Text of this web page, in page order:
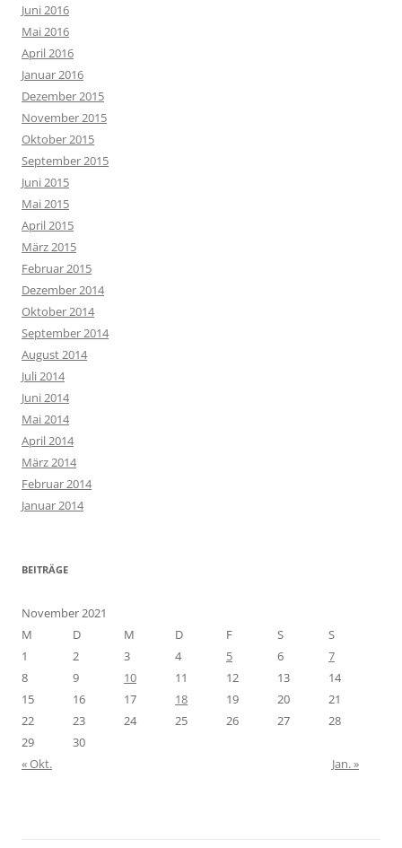
Juni 2016
Mai 2016
April 2016
Januar 2016
Dezember 2015
November 2015
Oktober 2015
September 2015
Juni 2015
Mai 2015
April 2015
März 2015
Februar 2015
Dezember 2014
Oktober 2014
September 2014
August 2014
Juli 2014
Juni 2014
Mai 2014
April 2014
März 2014
Februar 2014
Januar 2014
BEITRÄGE
November 2021
M
D M D F S
S
1
2 3 4 5 6
7
8
9 10 11 12 13
14
15
16 17 18 19 20
21
22
23 24 25 26 27
28
29
30
« Okt.
Jan. »